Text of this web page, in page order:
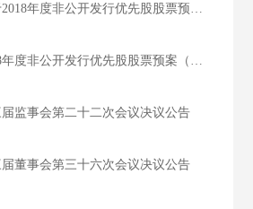
2019-031号关于2018年度非公开发行优先股股票预案修订说明的公告
2019-030号2018年度非公开发行优先股股票预案（修订稿）的公告
届监事会第二十二次会议决议公告
届董事会第三十六次会议决议公告